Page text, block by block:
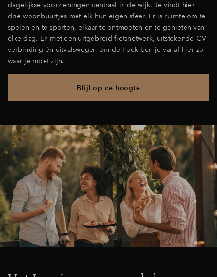
dagelijkse voorzieningen centraal in de wijk. Je vindt hier
drie woonbuurtjes met elk hun eigen sfeer. Er is ruimte om te
spelen en te sporten, elkaar te ontmoeten en te genieten van
elke dag. En met een uitgebreid fietsnetwerk, uitstekende OV-
verbinding én uitvalswegen om de hoek ben je vanaf hier zo
waar je moet zijn.
Blijf op de hoogte